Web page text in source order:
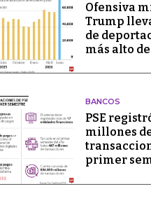
Ofensiva
Trump
de
más alto
BANCOS
PSE
millones
primer